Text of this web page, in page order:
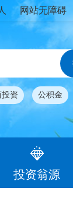
网站无障碍
资 公积金
投资翁源